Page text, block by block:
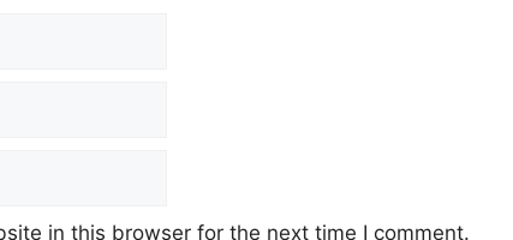
in this browser for the next time I comment.